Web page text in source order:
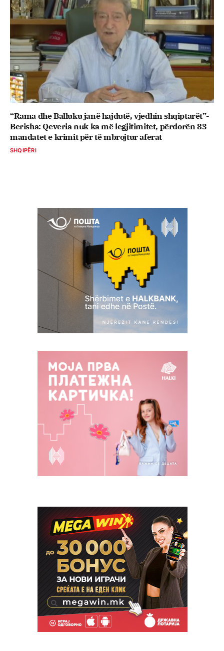
“Rama dhe Balluku janë hajdutë, vjedhin shqiptarët”-
Berisha: Qeveria nuk ka më legjitimitet, përdorën 83
mandatet e krimit për të mbrojtur aferat
SHQIPËRI